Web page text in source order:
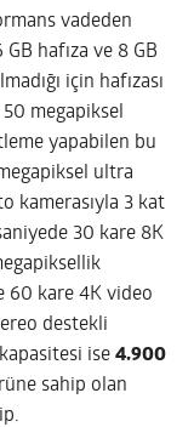
vadeden
hafıza ve 8 GB
için hafızası
megapiksel
yapabilen bu
ultra
kamerasıyla 3 kat
30 kare 8K
60 kare 4K video
destekli
ise4.900
sahip olan